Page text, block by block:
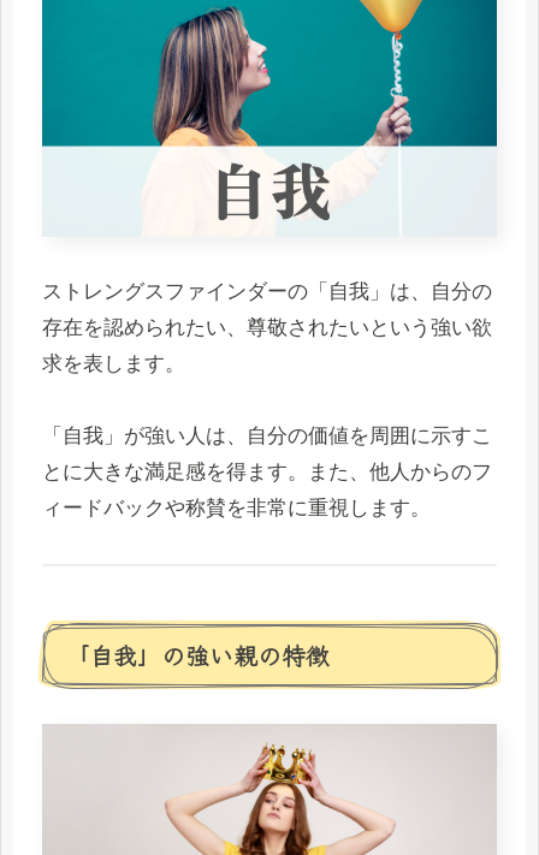
ストレングスファインダーの「自我」は、自分の
存在を認められたい、尊敬されたいという強い欲
求を表します。
「自我」が強い人は、自分の価値を周囲に示すこ
とに大きな満足感を得ます。また、他人からのフ
ィードバックや称賛を非常に重視します。
「自我」の強い親の特徴